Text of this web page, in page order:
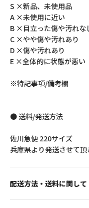
S ×新品、未使用品
A ×未使用に近い
B ×目立った傷や汚れな
C ×やや傷や汚れあり
D ×傷や汚れあり
E ×全体的に状態が悪い
※特記事項/備考欄
● 送料/発送方法
佐川急便 220サイズ
兵庫県より発送させて頂
配送方法・送料に関して